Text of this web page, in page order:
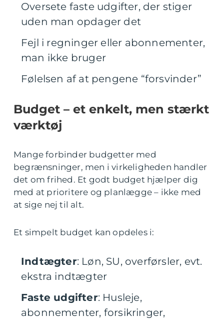
Oversete faste udgifter, der stiger
uden man opdager det
Fejl i regninger eller abonnementer,
man ikke bruger
Følelsen af at pengene “forsvinder”
Budget – et enkelt, men stærkt
værktøj
Mange forbinder budgetter med
begrænsninger, men i virkeligheden handler
det om frihed. Et godt budget hjælper dig
med at prioritere og planlægge – ikke med
at sige nej til alt.
Et simpelt budget kan opdeles i:
Indtægter: Løn, SU, overførsler, evt.
ekstra indtægter
Faste udgifter: Husleje,
abonnementer, forsikringer,